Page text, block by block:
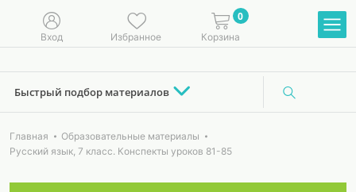
Вход Избранное
0
Корзина
Быстрый подбор материалов
Главная
Образовательные материалы
Русский язык, 7 класс. Конспекты уроков 81-85